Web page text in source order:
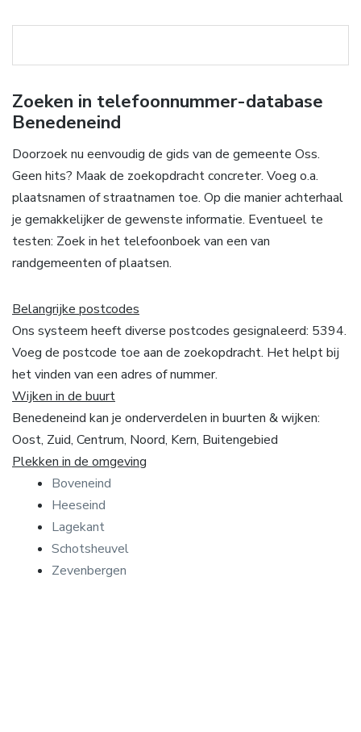
Zoeken in telefoonnummer-database
Benedeneind
Doorzoek nu eenvoudig de gids van de gemeente Oss.
Geen hits? Maak de zoekopdracht concreter. Voeg o.a.
plaatsnamen of straatnamen toe. Op die manier achterhaal
je gemakkelijker de gewenste informatie. Eventueel te
testen: Zoek in het telefoonboek van een van
randgemeenten of plaatsen.
Belangrijke postcodes
Ons systeem heeft diverse postcodes gesignaleerd: 5394.
Voeg de postcode toe aan de zoekopdracht. Het helpt bij
het vinden van een adres of nummer.
Wijken in de buurt
Benedeneind kan je onderverdelen in buurten & wijken:
Oost, Zuid, Centrum, Noord, Kern, Buitengebied
Plekken in de omgeving
Boveneind
Heeseind
Lagekant
Schotsheuvel
Zevenbergen